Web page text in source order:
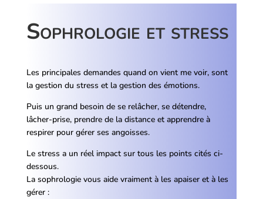
Sophrologie et stress
Les principales demandes quand on vient me voir, sont
la gestion du stress et la gestion des émotions.
Puis un grand besoin de se relâcher, se détendre,
lâcher-prise, prendre de la distance et apprendre à
respirer pour gérer ses angoisses.
Le stress a un réel impact sur tous les points cités ci-
dessous.
La sophrologie vous aide vraiment à les apaiser et à les
gérer :